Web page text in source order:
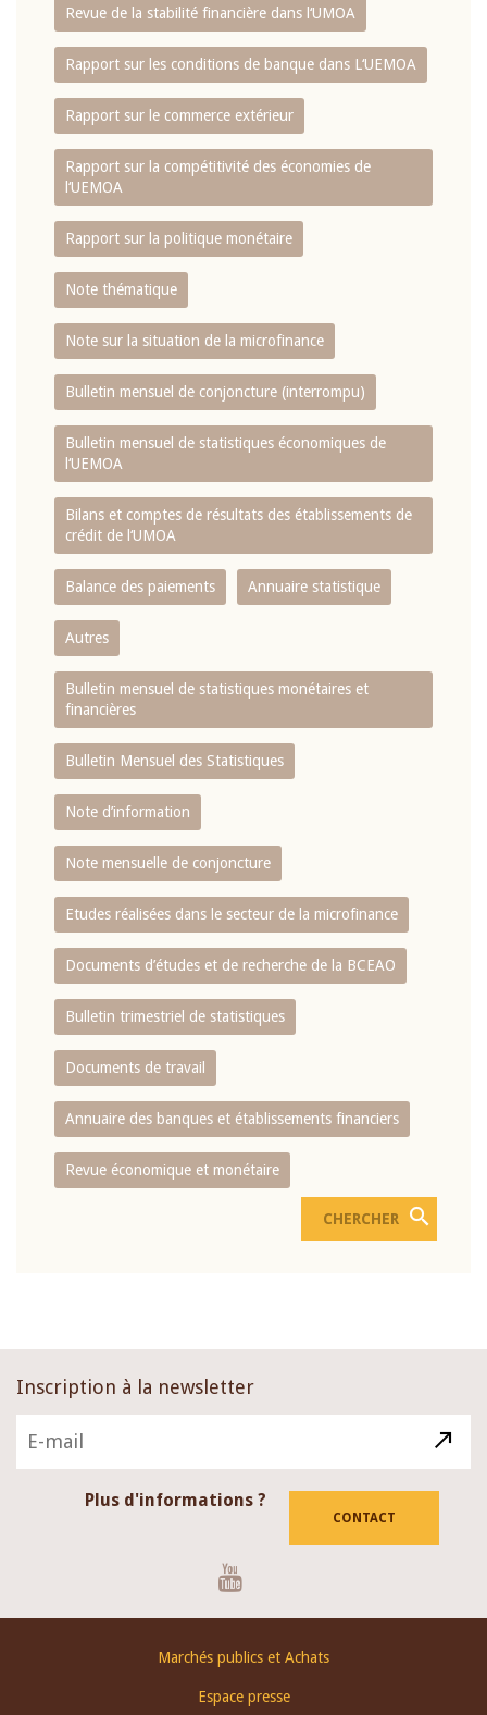
Revue de la stabilité financière dans l‘UMOA
Rapport sur les conditions de banque dans L‘UEMOA
Rapport sur le commerce extérieur
Rapport sur la compétitivité des économies de
l‘UEMOA
Rapport sur la politique monétaire
Note thématique
Note sur la situation de la microfinance
Bulletin mensuel de conjoncture (interrompu)
Bulletin mensuel de statistiques économiques de
l‘UEMOA
Bilans et comptes de résultats des établissements de
crédit de l‘UMOA
Balance des paiements Annuaire statistique
Autres
Bulletin mensuel de statistiques monétaires et
financières
Bulletin Mensuel des Statistiques
Note d’information
Note mensuelle de conjoncture
Etudes réalisées dans le secteur de la microfinance
Documents d’études et de recherche de la BCEAO
Bulletin trimestriel de statistiques
Documents de travail
Annuaire des banques et établissements financiers
Revue économique et monétaire
Inscription à la newsletter
Plus d'informations ?
CONTACT
Marchés publics et Achats
Espace presse